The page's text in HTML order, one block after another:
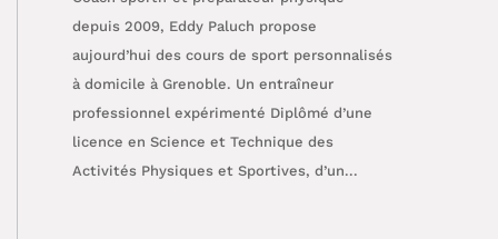
depuis 2009, Eddy Paluch propose
aujourd’hui des cours de sport personnalisés
à domicile à Grenoble. Un entraîneur
professionnel expérimenté Diplômé d’une
licence en Science et Technique des
Activités Physiques et Sportives, d’un...